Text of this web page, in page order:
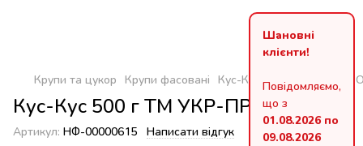
Шановні
клієнти!
Повідомляємо,
що з
01.08.2026 по
09.08.2026
Крупи та цукор Крупи фасовані Кус-Кус 500 г ТМ УКР-
Кус-Кус 500 г ТМ УКР-ПРОДУКТ
Артикул: НФ-00000615 Написати відгук